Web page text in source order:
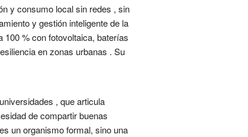
y consumo local sin redes , sin
y gestión inteligente de la
100 % con fotovoltaica, baterías
en zonas urbanas . Su
, que articula
de compartir buenas
un organismo formal, sino una